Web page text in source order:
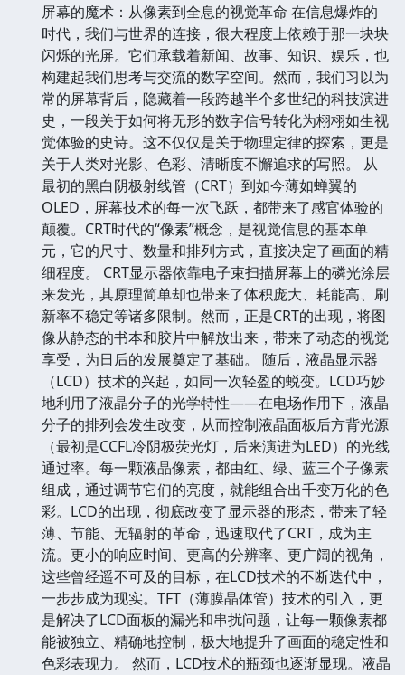
屏幕的魔术：从像素到全息的视觉革命 在信息爆炸的
时代，我们与世界的连接，很大程度上依赖于那一块块
闪烁的光屏。它们承载着新闻、故事、知识、娱乐，也
构建起我们思考与交流的数字空间。然而，我们习以为
常的屏幕背后，隐藏着一段跨越半个多世纪的科技演进
史，一段关于如何将无形的数字信号转化为栩栩如生视
觉体验的史诗。这不仅仅是关于物理定律的探索，更是
关于人类对光影、色彩、清晰度不懈追求的写照。 从
最初的黑白阴极射线管（CRT）到如今薄如蝉翼的
OLED，屏幕技术的每一次飞跃，都带来了感官体验的
颠覆。CRT时代的“像素”概念，是视觉信息的基本单
元，它的尺寸、数量和排列方式，直接决定了画面的精
细程度。 CRT显示器依靠电子束扫描屏幕上的磷光涂层
来发光，其原理简单却也带来了体积庞大、耗能高、刷
新率不稳定等诸多限制。然而，正是CRT的出现，将图
像从静态的书本和胶片中解放出来，带来了动态的视觉
享受，为日后的发展奠定了基础。 随后，液晶显示器
（LCD）技术的兴起，如同一次轻盈的蜕变。LCD巧妙
地利用了液晶分子的光学特性——在电场作用下，液晶
分子的排列会发生改变，从而控制液晶面板后方背光源
（最初是CCFL冷阴极荧光灯，后来演进为LED）的光线
通过率。每一颗液晶像素，都由红、绿、蓝三个子像素
组成，通过调节它们的亮度，就能组合出千变万化的色
彩。LCD的出现，彻底改变了显示器的形态，带来了轻
薄、节能、无辐射的革命，迅速取代了CRT，成为主
流。更小的响应时间、更高的分辨率、更广阔的视角，
这些曾经遥不可及的目标，在LCD技术的不断迭代中，
一步步成为现实。TFT（薄膜晶体管）技术的引入，更
是解决了LCD面板的漏光和串扰问题，让每一颗像素都
能被独立、精确地控制，极大地提升了画面的稳定性和
色彩表现力。 然而，LCD技术的瓶颈也逐渐显现。液晶